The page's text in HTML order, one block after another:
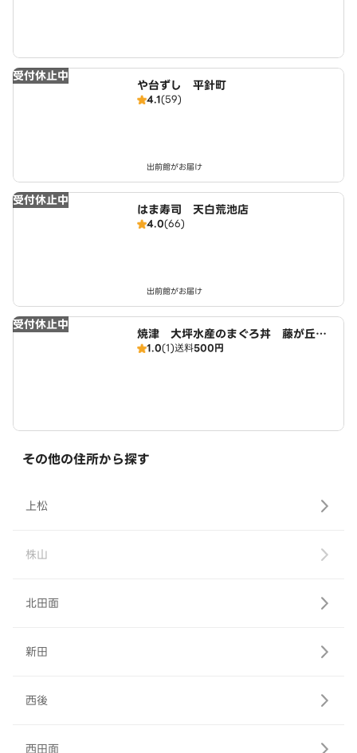
受付休止中
や台ずし 平針町
4.1(59)
出前館がお届け
受付休止中
はま寿司 天白荒池店
4.0(66)
出前館がお届け
受付休止中
焼津 大坪水産のまぐろ丼 藤が丘
店 広域店
1.0(1)送料500円
その他の住所から探す
上松
株山
北田面
新田
西後
西田面